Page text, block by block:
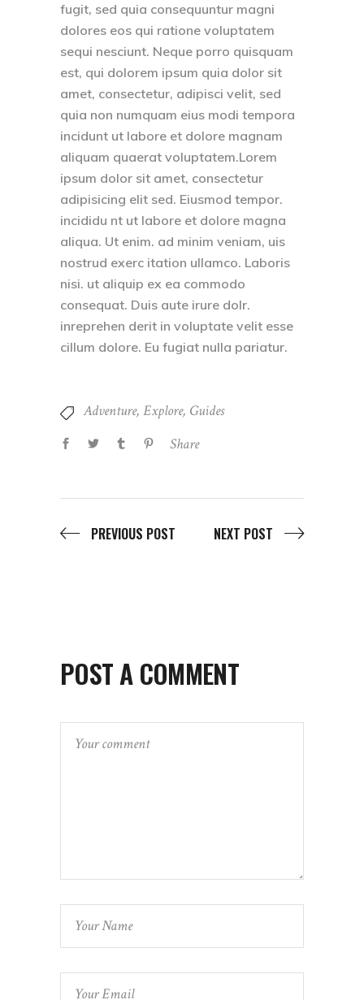
fugit, sed quia consequuntur magni
dolores eos qui ratione voluptatem
sequi nesciunt. Neque porro quisquam
est, qui dolorem ipsum quia dolor sit
amet, consectetur, adipisci velit, sed
quia non numquam eius modi tempora
incidunt ut labore et dolore magnam
aliquam quaerat voluptatem.Lorem
ipsum dolor sit amet, consectetur
adipisicing elit sed. Eiusmod tempor.
incididu nt ut labore et dolore magna
aliqua. Ut enim. ad minim veniam, uis
nostrud exerc itation ullamco. Laboris
nisi. ut aliquip ex ea commodo
consequat. Duis aute irure dolr.
inreprehen derit in voluptate velit esse
cillum dolore. Eu fugiat nulla pariatur.
Adventure, Explore, Guides
Share
PREVIOUS POST NEXT POST
POST A COMMENT